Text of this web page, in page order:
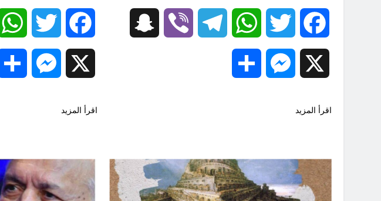
Facebook
Twitter
WhatsApp
Telegram
Viber
Snapchat
Messenger
اقرأ المزيد
Facebook
Twitter
اقرأ المزيد